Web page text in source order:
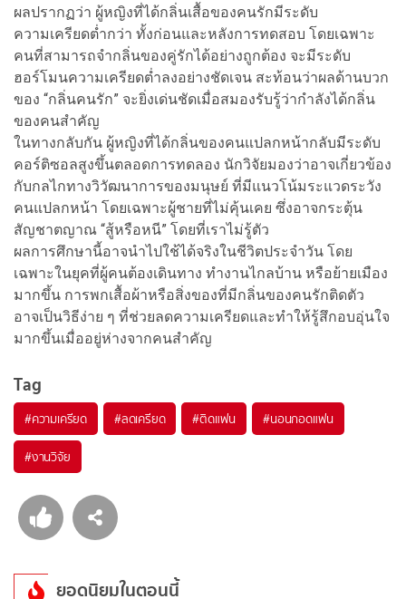
ผลปรากฏว่า ผู้หญิงที่ได้กลิ่นเสื้อของคนรักมีระดับ
ความเครียดต่ำกว่า ทั้งก่อนและหลังการทดสอบ โดยเฉพาะ
คนที่สามารถจำกลิ่นของคู่รักได้อย่างถูกต้อง จะมีระดับ
ฮอร์โมนความเครียดต่ำลงอย่างชัดเจน สะท้อนว่าผลด้านบวก
ของ “กลิ่นคนรัก” จะยิ่งเด่นชัดเมื่อสมองรับรู้ว่ากำลังได้กลิ่น
ของคนสำคัญ
ในทางกลับกัน ผู้หญิงที่ได้กลิ่นของคนแปลกหน้ากลับมีระดับ
คอร์ติซอลสูงขึ้นตลอดการทดลอง นักวิจัยมองว่าอาจเกี่ยวข้อง
กับกลไกทางวิวัฒนาการของมนุษย์ ที่มีแนวโน้มระแวดระวัง
คนแปลกหน้า โดยเฉพาะผู้ชายที่ไม่คุ้นเคย ซึ่งอาจกระตุ้น
สัญชาตญาณ “สู้หรือหนี” โดยที่เราไม่รู้ตัว
ผลการศึกษานี้อาจนำไปใช้ได้จริงในชีวิตประจำวัน โดย
เฉพาะในยุคที่ผู้คนต้องเดินทาง ทำงานไกลบ้าน หรือย้ายเมือง
มากขึ้น การพกเสื้อผ้าหรือสิ่งของที่มีกลิ่นของคนรักติดตัว
อาจเป็นวิธีง่าย ๆ ที่ช่วยลดความเครียดและทำให้รู้สึกอบอุ่นใจ
มากขึ้นเมื่ออยู่ห่างจากคนสำคัญ
Tag
#ความเครียด #ลดเครียด #ติดแฟน #นอนกอดแฟน
#งานวิจัย
ยอดนิยมในตอนนี้